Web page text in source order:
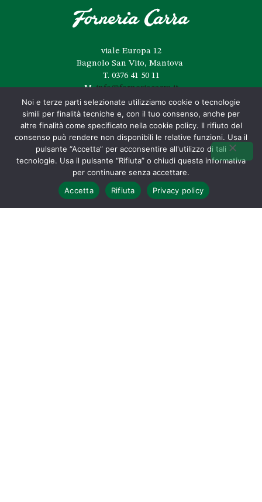
viale Europa 12
Bagnolo San Vito, Mantova
T. 0376 41 50 11
M.info@forneriacarra.it
CONTATTACI
Noi e terze parti selezionate utilizziamo cookie o tecnologie
simili per finalità tecniche e, con il tuo consenso, anche per
altre finalità come specificato nella cookie policy. Il rifiuto del
consenso può rendere non disponibili le relative funzioni. Usa il
pulsante “Accetta” per acconsentire all'utilizzo di tali
tecnologie. Usa il pulsante “Rifiuta” o chiudi questa informativa
per continuare senza accettare.
Accetta
Rifiuta Privacy policy